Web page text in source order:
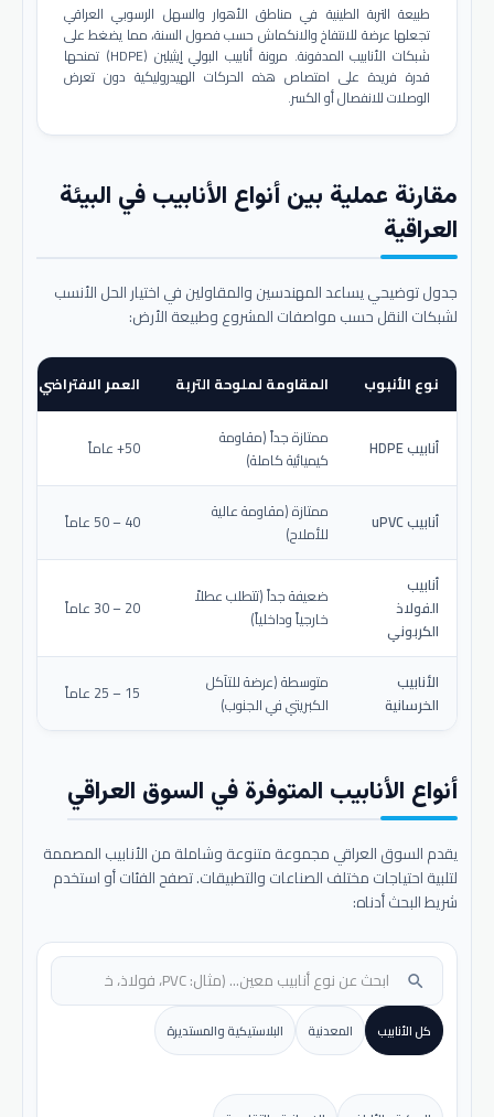
طبيعة التربة الطينية في مناطق الأهوار والسهل الرسوبي العراقي
تجعلها عرضة للانتفاخ والانكماش حسب فصول السنة، مما يضغط على
شبكات الأنابيب المدفونة. مرونة أنابيب البولي إيثيلين (HDPE) تمنحها
قدرة فريدة على امتصاص هذه الحركات الهيدروليكية دون تعرض
الوصلات للانفصال أو الكسر.
مقارنة عملية بين أنواع الأنابيب في البيئة
العراقية
جدول توضيحي يساعد المهندسين والمقاولين في اختيار الحل الأنسب
لشبكات النقل حسب مواصفات المشروع وطبيعة الأرض:
نوع الأنبوب المقاومة لملوحة التربة العمر الافتراضي
أنابيب HDPE
ممتازة جداً (مقاومة
كيميائية كاملة)
50+ عاماً
أنابيب uPVC
ممتازة (مقاومة عالية
للأملاح)
40 – 50 عاماً
أنابيب
الفولاذ
الكربوني
ضعيفة جداً (تتطلب عطلاً
خارجياً وداخلياً)
20 – 30 عاماً
الأنابيب
الخرسانية
متوسطة (عرضة للتآكل
الكبريتي في الجنوب)
15 – 25 عاماً
أنواع الأنابيب المتوفرة في السوق العراقي
يقدم السوق العراقي مجموعة متنوعة وشاملة من الأنابيب المصممة
لتلبية احتياجات مختلف الصناعات والتطبيقات. تصفح الفئات أو استخدم
شريط البحث أدناه:
search
كل الأنابيب المعدنية البلاستيكية والمستديرة